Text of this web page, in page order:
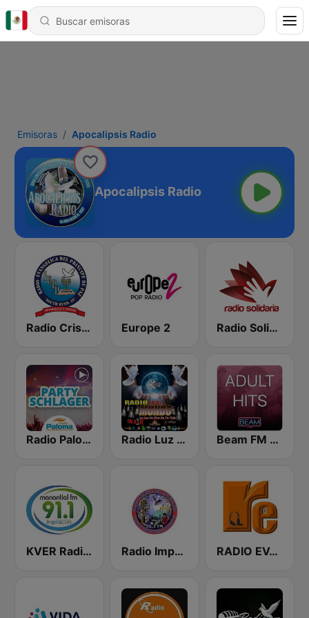
Emisoras Apocalipsis Radio
Apocalipsis Radio
Radio Cristiana Principe de Paz Europe 2 Radio Solidaria
Radio Paloma Partyschlager Radio Luz Del Mundo Beam FM - Adult Hits
KVER Radio Manantial 91.1 FM Radio Impacto de Fe Cristiana RADIO EVANGELICA